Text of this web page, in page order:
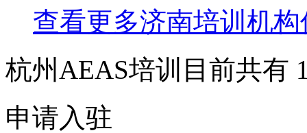
查看更多济南培训机构
杭州AEAS培训目前共有
申请入驻